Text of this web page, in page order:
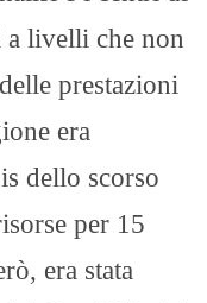
livelli che non
prestazioni
era
dello scorso
per 15
era stata